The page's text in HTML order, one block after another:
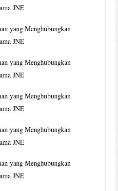
JNE
yang Menghubungkan
JNE
yang Menghubungkan
JNE
yang Menghubungkan
JNE
yang Menghubungkan
JNE
yang Menghubungkan
JNE